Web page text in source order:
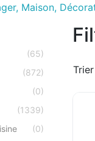
Maison,
(65)
(872)
(0)
(1339)
(0)